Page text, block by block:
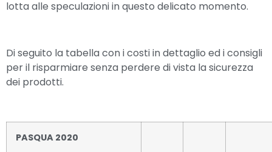
lotta alle speculazioni in questo delicato momento.
Di seguito la tabella con i costi in dettaglio ed i consigli
per il risparmiare senza perdere di vista la sicurezza
dei prodotti.
PASQUA 2020